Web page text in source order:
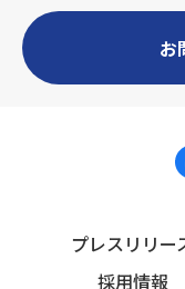
お
プレスリリー
採用情報